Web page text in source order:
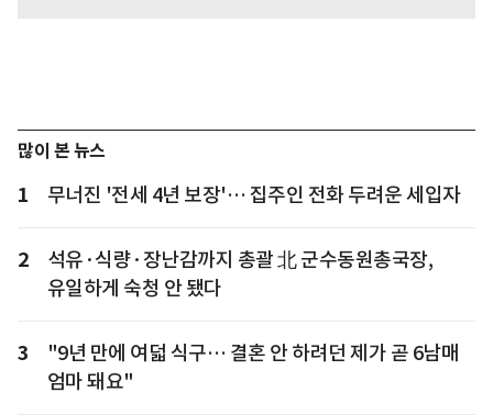
많이 본 뉴스
1 무너진 '전세 4년 보장'… 집주인 전화 두려운 세입자
2
석유·식량·장난감까지 총괄 北 군수동원총국장,
유일하게 숙청 안 됐다
3
"9년 만에 여덟 식구… 결혼 안 하려던 제가 곧 6남매
엄마 돼요"